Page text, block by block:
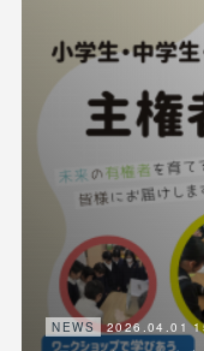
NEWS 2026.04.01